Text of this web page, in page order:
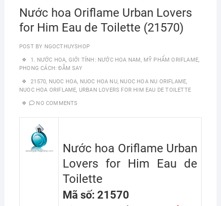
Nước hoa Oriflame Urban Lovers
for Him Eau de Toilette (21570)
POST BY NGOCTHUYSHOP
1. NƯỚC HOA, GIỚI TÍNH: NƯỚC HOA NAM, MỸ PHẨM ORIFLAME,
PHONG CÁCH: ĐẮM SAY
21570, NUOC HOA, NUOC HOA NU, NUOC HOA NU ORIFLAME,
NUOC HOA ORIFLAME, URBAN LOVERS FOR HIM EAU DE TOILETTE
NO COMMENTS
Nước hoa Oriflame Urban
Lovers for Him Eau de
Toilette
Mã số: 21570